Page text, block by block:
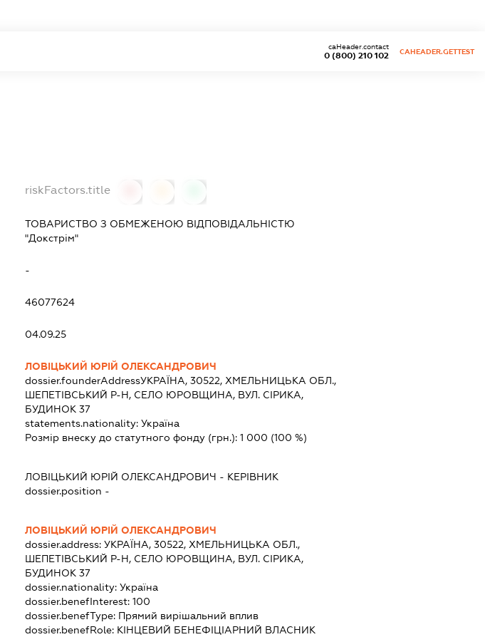
0 (800) 210 102
caHeader.contact
CAHEADER.GETTEST
riskFactors.title
ТОВАРИСТВО З ОБМЕЖЕНОЮ ВІДПОВІДАЛЬНІСТЮ
"Докстрім"
-
46077624
04.09.25
ЛОВІЦЬКИЙ ЮРІЙ ОЛЕКСАНДРОВИЧ
dossier.founderAddressУКРАЇНА, 30522, ХМЕЛЬНИЦЬКА ОБЛ.,
ШЕПЕТІВСЬКИЙ Р-Н, СЕЛО ЮРОВЩИНА, ВУЛ. СІРИКА,
БУДИНОК 37
statements.nationality: Україна
Розмір внеску до статутного фонду (грн.): 1 000 (100 %)
ЛОВІЦЬКИЙ ЮРІЙ ОЛЕКСАНДРОВИЧ - КЕРІВНИК
dossier.position -
ЛОВІЦЬКИЙ ЮРІЙ ОЛЕКСАНДРОВИЧ
dossier.address: УКРАЇНА, 30522, ХМЕЛЬНИЦЬКА ОБЛ.,
ШЕПЕТІВСЬКИЙ Р-Н, СЕЛО ЮРОВЩИНА, ВУЛ. СІРИКА,
БУДИНОК 37
dossier.nationality: Україна
dossier.benefInterest: 100
dossier.benefType: Прямий вирішальний вплив
dossier.benefRole: КІНЦЕВИЙ БЕНЕФІЦІАРНИЙ ВЛАСНИК